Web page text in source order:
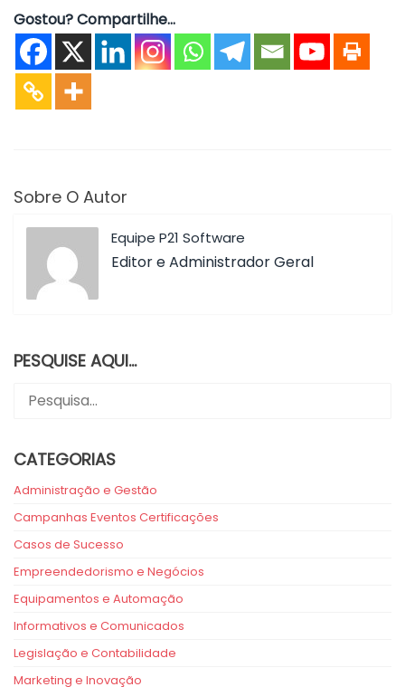
Gostou? Compartilhe...
Sobre O Autor
Equipe P21 Software
Editor e Administrador Geral
PESQUISE AQUI…
CATEGORIAS
Administração e Gestão
Campanhas Eventos Certificações
Casos de Sucesso
Empreendedorismo e Negócios
Equipamentos e Automação
Informativos e Comunicados
Legislação e Contabilidade
Marketing e Inovação